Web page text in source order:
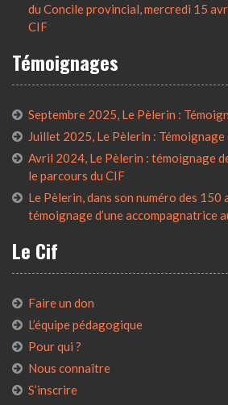
du Concile provincial, mercredi 15
CIF
Témoignages
Septembre 2025, Le Pèlerin :
Juillet 2025, Le Pèlerin : Témoignage
Avril 2024, Le Pèlerin : témoignage
le parcours du CIF
Le Pèlerin, dans son numéro des 150
témoignage d’une accompagnatrice
Le Cif
Faire un don
L’équipe pédagogique
Pour qui ?
Nous connaître
S’inscrire